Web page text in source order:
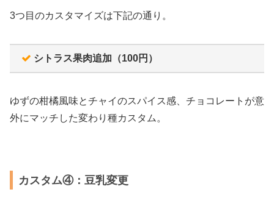
3つ目のカスタマイズは下記の通り。
シトラス果肉追加（100円）
ゆずの柑橘風味とチャイのスパイス感、チョコレートが意
外にマッチした変わり種カスタム。
カスタム④：豆乳変更